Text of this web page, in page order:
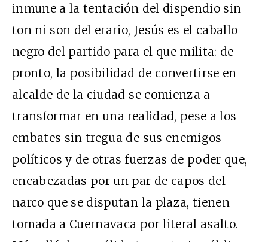
inmune a la tentación del dispendio sin
ton ni son del erario, Jesús es el caballo
negro del partido para el que milita: de
pronto, la posibilidad de convertirse en
alcalde de la ciudad se comienza a
transformar en una realidad, pese a los
embates sin tregua de sus enemigos
políticos y de otras fuerzas de poder que,
encabezadas por un par de capos del
narco que se disputan la plaza, tienen
tomada a Cuernavaca por literal asalto.